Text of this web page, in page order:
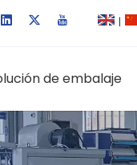
|
de embalaje